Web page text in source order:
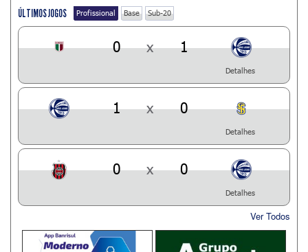
ÚLTIMOS JOGOS Profissional Base Sub-20
0 x 1
Detalhes
1 x 0
Detalhes
0 x 0
Detalhes
Ver Todos